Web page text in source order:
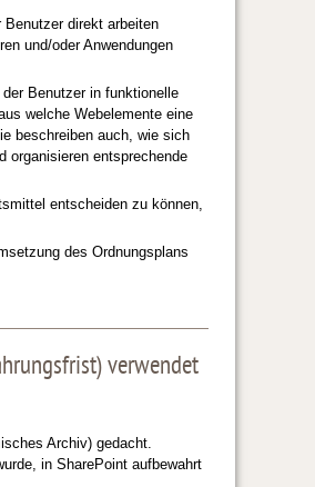
direkt arbeiten
und/oder Anwendungen
Benutzer in funktionelle
welche Webelemente eine
beschreiben auch, wie sich
organisieren entsprechende
entscheiden zu können,
des Ordnungsplans
verwendet
Archiv) gedacht.
in SharePoint aufbewahrt